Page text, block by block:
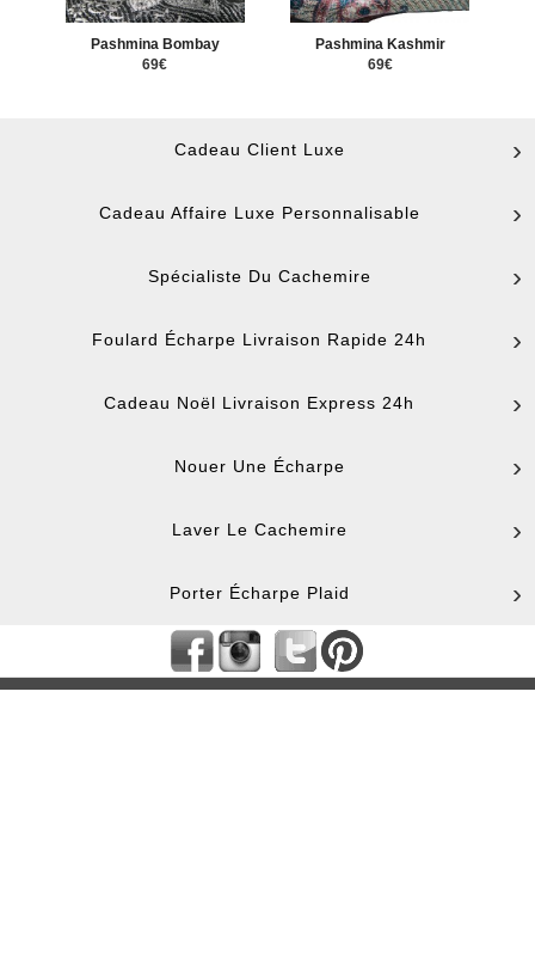
Pashmina Bombay
69€
Pashmina Kashmir
69€
Cadeau Client Luxe
Cadeau Affaire Luxe Personnalisable
Spécialiste Du Cachemire
Foulard Écharpe Livraison Rapide 24h
Cadeau Noël Livraison Express 24h
Nouer Une Écharpe
Laver Le Cachemire
Porter Écharpe Plaid